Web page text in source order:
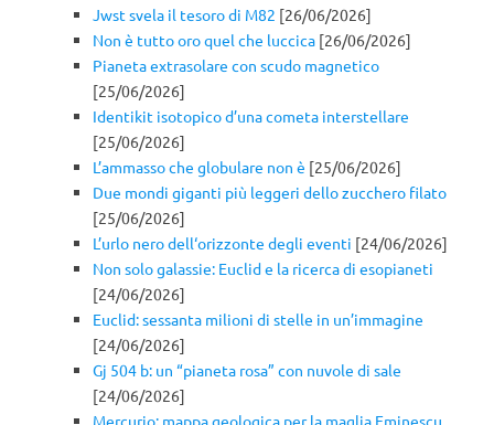
Jwst svela il tesoro di M82 [26/06/2026]
Non è tutto oro quel che luccica [26/06/2026]
Pianeta extrasolare con scudo magnetico
[25/06/2026]
Identikit isotopico d’una cometa interstellare
[25/06/2026]
L’ammasso che globulare non è [25/06/2026]
Due mondi giganti più leggeri dello zucchero filato
[25/06/2026]
L’urlo nero dell‘orizzonte degli eventi [24/06/2026]
Non solo galassie: Euclid e la ricerca di esopianeti
[24/06/2026]
Euclid: sessanta milioni di stelle in un’immagine
[24/06/2026]
Gj 504 b: un “pianeta rosa” con nuvole di sale
[24/06/2026]
Mercurio: mappa geologica per la maglia Eminescu